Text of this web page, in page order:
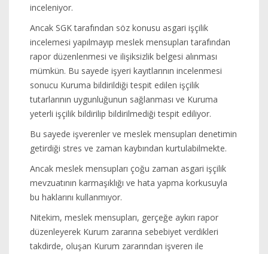
inceleniyor.
Ancak SGK tarafından söz konusu asgari işçilik
incelemesi yapılmayıp meslek mensupları tarafından
rapor düzenlenmesi ve ilişiksizlik belgesi alınması
mümkün. Bu sayede işyeri kayıtlarının incelenmesi
sonucu Kuruma bildirildiği tespit edilen işçilik
tutarlarının uygunluğunun sağlanması ve Kuruma
yeterli işçilik bildirilip bildirilmediği tespit ediliyor.
Bu sayede işverenler ve meslek mensupları denetimin
getirdiği stres ve zaman kaybından kurtulabilmekte.
Ancak meslek mensupları çoğu zaman asgari işçilik
mevzuatının karmaşıklığı ve hata yapma korkusuyla
bu haklarını kullanmıyor.
Nitekim, meslek mensupları, gerçeğe aykırı rapor
düzenleyerek Kurum zararına sebebiyet verdikleri
takdirde, oluşan Kurum zararından işveren ile